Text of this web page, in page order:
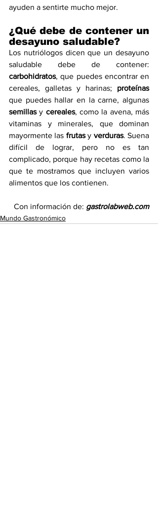
ayuden a sentirte mucho mejor.
¿Qué debe de contener un
desayuno saludable?
Los nutriólogos dicen que un desayuno
carbohidratos, que puedes encontrar en
cereales, galletas y harinas;
proteínas
semillas y cereales, como la avena, más
vitaminas y minerales, que dominan
mayormente las frutas y verduras. Suena
difícil de lograr, pero no es tan
complicado, porque hay recetas como la
que te mostramos que incluyen varios
alimentos que los contienen.
Con información de: gastrolabweb.com
Mundo Gastronómico